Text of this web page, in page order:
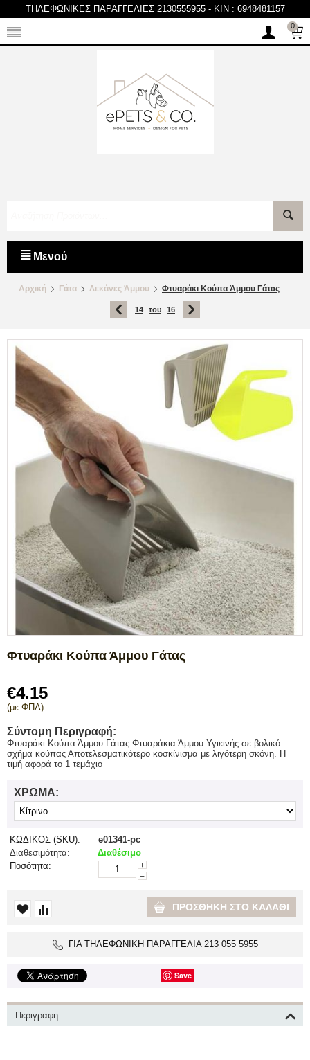
ΤΗΛΕΦΩΝΙΚΕΣ ΠΑΡΑΓΓΕΛΙΕΣ 2130555955- KIN : 6948481157
0
Μενού
Αρχική Γάτα Λεκάνες Άμμου Φτυαράκι Κούπα Άμμου Γάτας
14 του 16
Φτυαράκι Κούπα Άμμου Γάτας
€4.15
(με ΦΠΑ)
Σύντομη Περιγραφή:
Φτυαράκι Κούπα Άμμου Γάτας Φτυαράκια Άμμου Υγιεινής σε βολικό
σχήμα κούπας Αποτελεσματικότερο κοσκίνισμα με λιγότερη σκόνη. Η
τιμή αφορά το 1 τεμάχιο
ΧΡΏΜΑ:
ΚΩΔΙΚΟΣ (SKU):
e01341-pc
Διαθεσιμότητα: Διαθέσιμο
Ποσότητα:
+
−
ΠΡΟΣΘΉΚΗ ΣΤΟ ΚΑΛΆΘΙ
ΓΙΑ ΤΗΛΕΦΩΝΙΚΗ ΠΑΡΑΓΓΕΛΙΑ 213 055 5955
Save
Περιγραφη